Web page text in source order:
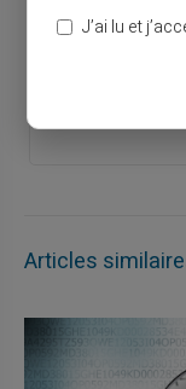
Les
Articles
J’ai lu et